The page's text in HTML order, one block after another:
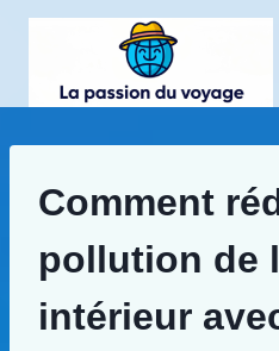
Aller
contenu
Comment
pollution de
intérieur